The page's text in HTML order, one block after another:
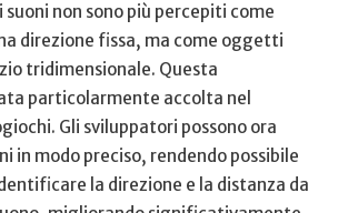
suoni non‍ sono più ‌percepiti come
direzione fissa, ma⁣ come oggetti
tridimensionale. Questa
​particolarmente ​accolta nel
Gli sviluppatori possono ora
in modo preciso, rendendo possibile
la direzione e la distanza ⁣da